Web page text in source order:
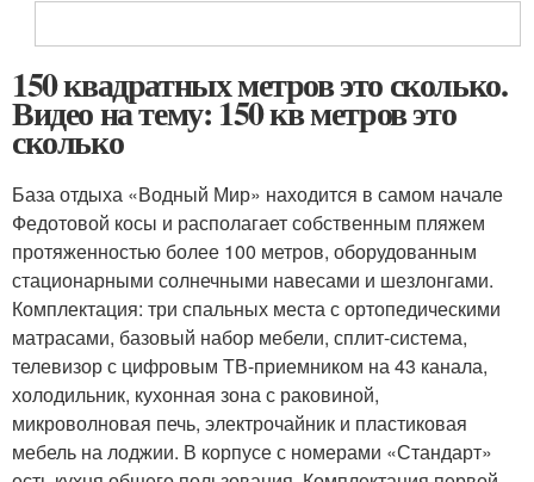
150 квадратных метров это сколько.
Видео на тему: 150 кв метров это
сколько
База отдыха «Водный Мир» находится в самом начале
Федотовой косы и располагает собственным пляжем
протяженностью более 100 метров, оборудованным
стационарными солнечными навесами и шезлонгами.
Комплектация: три спальных места с ортопедическими
матрасами, базовый набор мебели, сплит-система,
телевизор с цифровым ТВ-приемником на 43 канала,
холодильник, кухонная зона с раковиной,
микроволновая печь, электрочайник и пластиковая
мебель на лоджии. В корпусе с номерами «Стандарт»